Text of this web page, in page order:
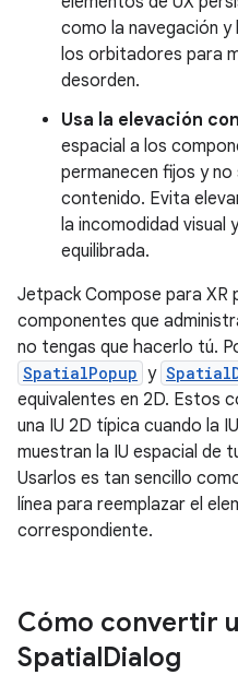
como la navegación
los orbitadores para
desorden.
Usa la elevación
espacial a los
permanecen fijos y no
contenido. Evita
la incomodidad visual
equilibrada.
Jetpack Compose para XR
componentes que
no tengas que hacerlo tú.
SpatialPopup y
equivalentes en 2D. Estos
una IU 2D típica cuando la
muestran la IU espacial de
Usarlos es tan sencillo
línea para reemplazar el
correspondiente.
Cómo convertir
SpatialDialog